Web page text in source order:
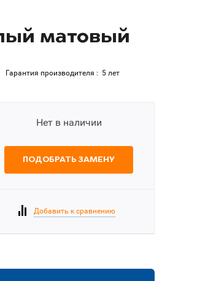
матовый
Гарантия производителя : 5 лет
Нет в наличии
ПОДОБРАТЬ ЗАМЕНУ
Добавить к сравнению